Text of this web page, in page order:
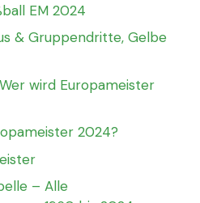
EM 2024
& Gruppendritte, Gelbe
wird Europameister
2024?
– Alle